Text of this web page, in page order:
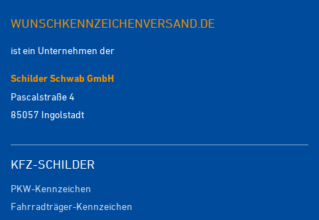
WUNSCHKENNZEICHENVERSAND.DE
ist ein Unternehmen der
Schilder Schwab GmbH
Pascalstraße 4
85057 Ingolstadt
KFZ-SCHILDER
PKW-Kennzeichen
Fahrradträger-Kennzeichen